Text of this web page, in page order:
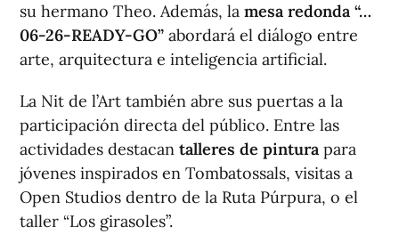
su hermano Theo. Además, la mesa redonda “…
06-26-READY-GO” abordará el diálogo entre
arte, arquitectura e inteligencia artificial.
La Nit de l’Art también abre sus puertas a la
participación directa del público. Entre las
actividades destacan talleres de pintura para
jóvenes inspirados en Tombatossals, visitas a
Open Studios dentro de la Ruta Púrpura, o el
taller “Los girasoles”.